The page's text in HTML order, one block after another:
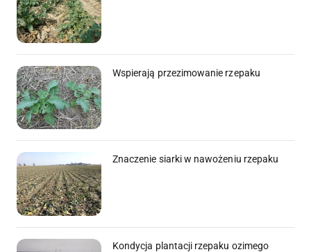
Wspierają przezimowanie rzepaku
Znaczenie siarki w nawożeniu rzepaku
Kondycja plantacji rzepaku ozimego